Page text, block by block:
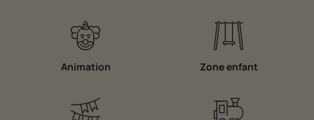
Animation Zone enfant